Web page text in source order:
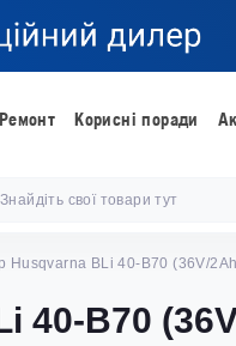
Корисні поради
Husqvarna BLi 40-B70 (36V/
40-B70